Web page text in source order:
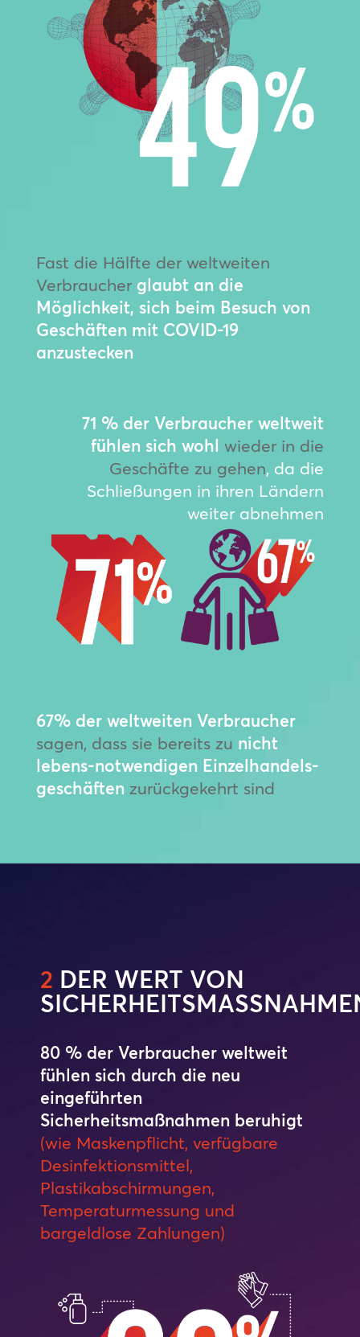
Fast die Hälfte der weltweiten
Verbraucher glaubt an die
Möglichkeit, sich beim Besuch von
Geschäften mit COVID-19
anzustecken
71 % der Verbraucher weltweit
fühlen sich wohl wieder in die
Geschäfte zu gehen, da die
Schließungen in ihren Ländern
weiter abnehmen
67% der weltweiten Verbraucher
sagen, dass sie bereits zu nicht
lebens-notwendigen Einzelhandels-
geschäften zurückgekehrt sind
2 DER WERT VON
80 % der Verbraucher weltweit
fühlen sich durch die neu
eingeführten
Sicherheitsmaßnahmen beruhigt
(wie Maskenpflicht, verfügbare
Desinfektionsmittel,
Plastikabschirmungen,
Temperaturmessung und
bargeldlose Zahlungen)